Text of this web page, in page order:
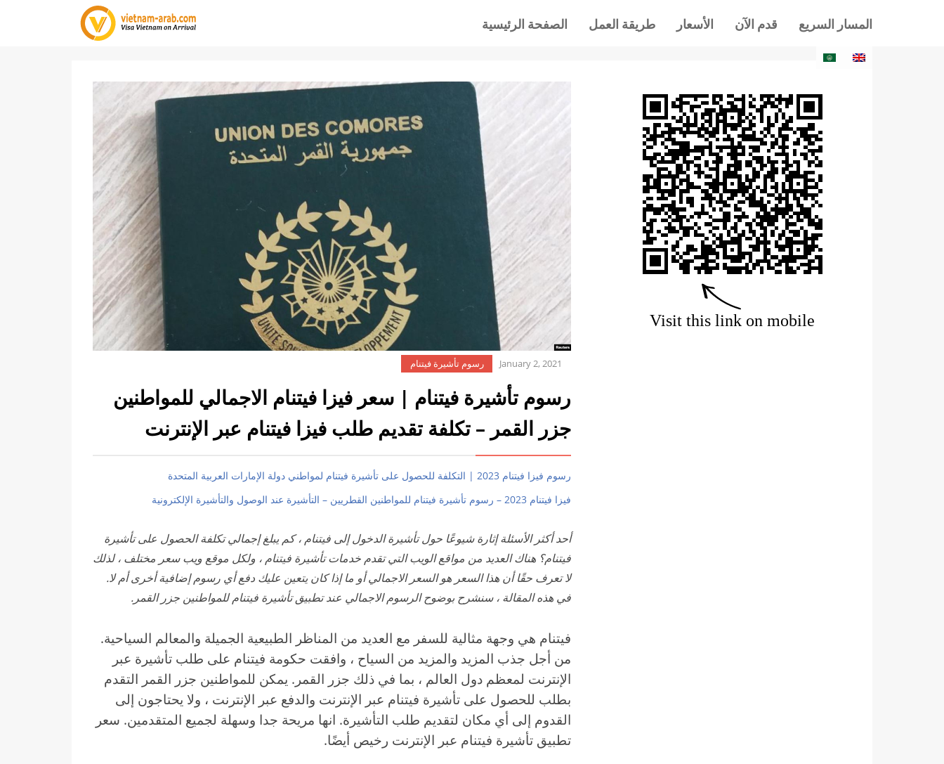
الصفحة الرئيسية طريقة العمل الأسعار قدم الآن المسار السريع
January 2, 2021 رسوم تأشيرة فيتنام
رسوم تأشيرة فيتنام | سعر فيزا فيتنام الاجمالي للمواطنين
جزر القمر – تكلفة تقديم طلب فيزا فيتنام عبر الإنترنت
رسوم فيزا فيتنام 2023 | التكلفة للحصول على تأشيرة فيتنام لمواطني دولة الإمارات العربية المتحدة
فيزا فيتنام 2023 – رسوم تأشيرة فيتنام للمواطنين القطريين – التأشيرة عند الوصول والتأشيرة الإلكترونية
أحد أكثر الأسئلة إثارة شيوعًا حول تأشيرة الدخول إلى فيتنام ، كم يبلغ إجمالي تكلفة الحصول على تأشيرة
فيتنام؟ هناك العديد من مواقع الويب التي تقدم خدمات تأشيرة فيتنام ، ولكل موقع ويب سعر مختلف ، لذلك
لا تعرف حقًا أن هذا السعر هو السعر الاجمالي أو ما إذا كان يتعين عليك دفع أي رسوم إضافية أخرى أم لا.
في هذه المقالة ، سنشرح بوضوح الرسوم الاجمالي عند تطبيق تأشيرة فيتنام للمواطنين جزر القمر.
فيتنام هي وجهة مثالية للسفر مع العديد من المناظر الطبيعية الجميلة والمعالم السياحية.
من أجل جذب المزيد والمزيد من السياح ، وافقت حكومة فيتنام على طلب تأشيرة عبر
الإنترنت لمعظم دول العالم ، بما في ذلك جزر القمر. يمكن للمواطنين جزر القمر التقدم
بطلب للحصول على تأشيرة فيتنام عبر الإنترنت والدفع عبر الإنترنت ، ولا يحتاجون إلى
القدوم إلى أي مكان لتقديم طلب التأشيرة. انها مريحة جدا وسهلة لجميع المتقدمين. سعر
تطبيق تأشيرة فيتنام عبر الإنترنت رخيص أيضًا.
Visit this link on mobile